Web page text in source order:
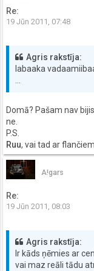
Re:
19 Jūn 2011, 07:48
Agris rakstīja:
labaaka
...
Domā? Pašam nav
ne.
P.S.
Ruu, vai tad ar
A!gars
Re:
19 Jūn 2011, 08:03
Agris rakstīja:
Ir kāds ņēmies ar
vai maz reāli tādu